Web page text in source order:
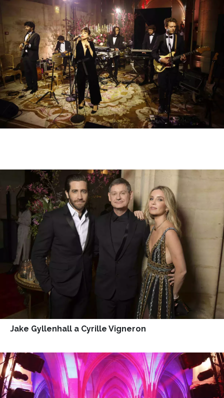
Jake Gyllenhall a Cyrille Vigneron